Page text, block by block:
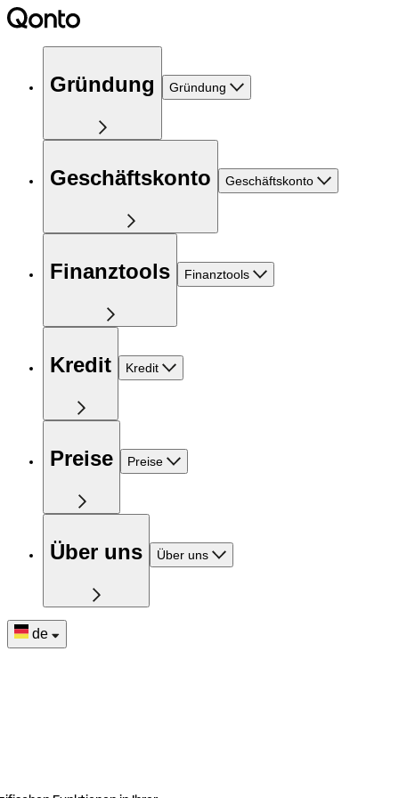
Gründung Gründung
Geschäftskonto Geschäftskonto
Finanztools Finanztools
Kredit Kredit
Preise Preise
Über uns Über uns
de